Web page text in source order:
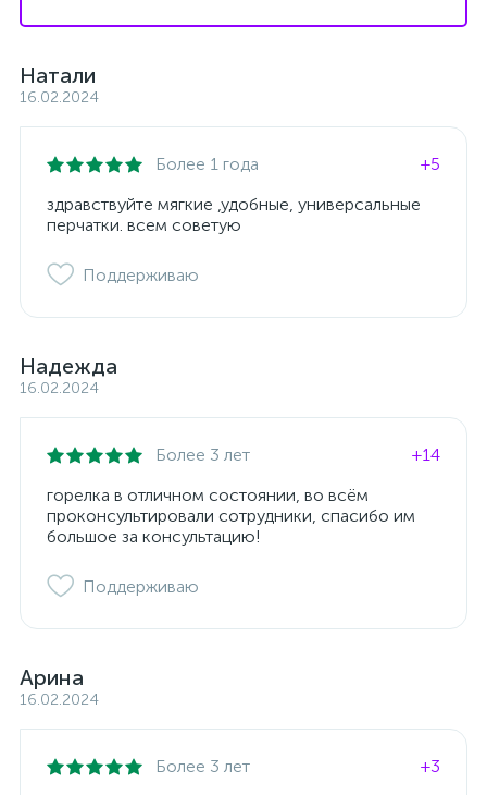
Натали
16.02.2024
Более 1 года
+5
здравствуйте мягкие ,удобные, универсальные
перчатки. всем советую
Поддерживаю
Надежда
16.02.2024
Более 3 лет
+14
горелка в отличном состоянии, во всём
проконсультировали сотрудники, спасибо им
большое за консультацию!
Поддерживаю
Арина
16.02.2024
Более 3 лет
+3